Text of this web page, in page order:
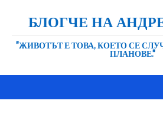
БЛОГЧЕ НА
"ЖИВОТЪТ Е ТОВА, КОЕТО СЕ
ПЛАНОВЕ."